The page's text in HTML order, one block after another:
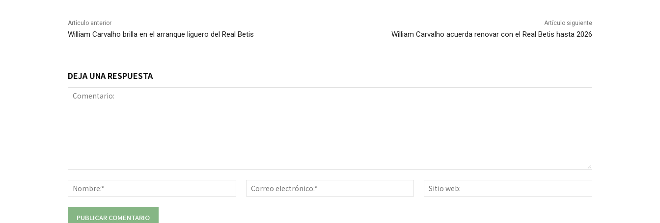
Artículo anterior
William Carvalho brilla en el arranque liguero del Real Betis
Artículo siguiente
William Carvalho acuerda renovar con el Real Betis hasta 2026
DEJA UNA RESPUESTA
Nombre:*
Correo
electrónico:*
web: